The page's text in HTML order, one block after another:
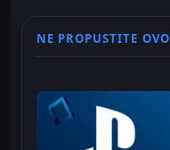
NE PROPUSTITE OVO